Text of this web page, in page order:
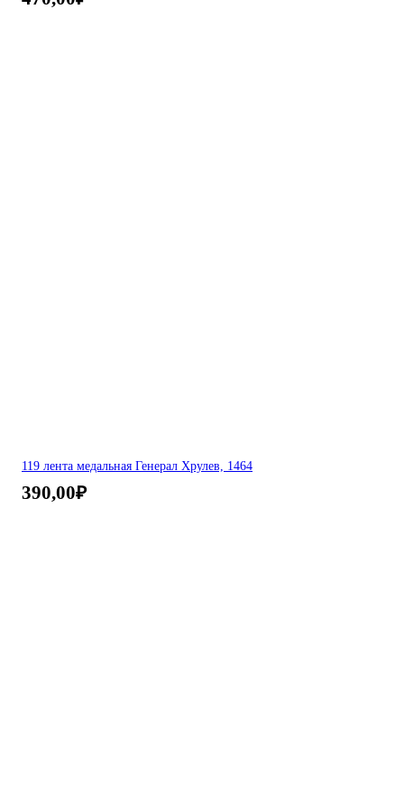
119 лента медальная Генерал Хрулев, 1464
390,00₽